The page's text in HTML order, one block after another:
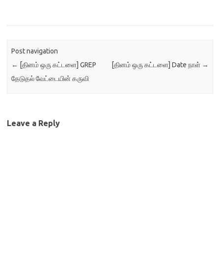
Post navigation
← [தினம் ஒரு கட்டளை] GREP
தேடுதல் வேட்டையின் கருவி
[தினம் ஒரு கட்டளை] Date நாள் →
Leave a Reply